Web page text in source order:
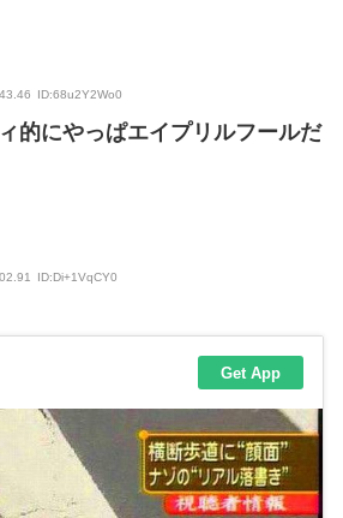
ID:68u2Y2Wo0
的にやっぱエイプリルフールだ
ID:Di+1VqCY0